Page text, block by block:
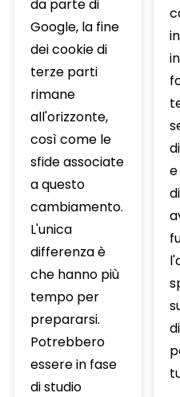
da parte di
Google, la fine
dei cookie di
terze parti
rimane
all'orizzonte,
così come le
sfide associate
a questo
cambiamento.
L'unica
differenza è
che hanno più
tempo per
prepararsi.
Potrebbero
essere in fase
di studio